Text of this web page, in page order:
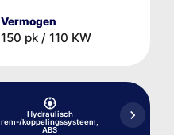
Vermogen
150 pk / 110 KW
Hydraulisch
rem-/koppelingssysteem,
ABS